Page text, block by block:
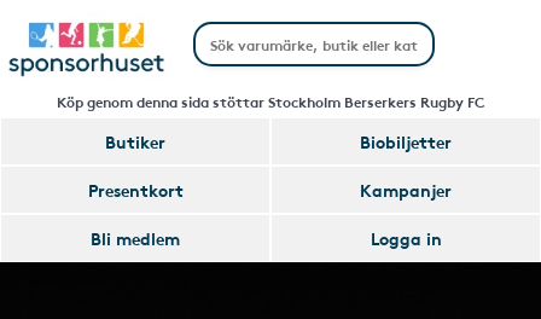
Köp genom denna sida stöttar Stockholm Berserkers Rugby FC
Butiker
Biobiljetter
Presentkort
Kampanjer
Bli medlem
Logga in